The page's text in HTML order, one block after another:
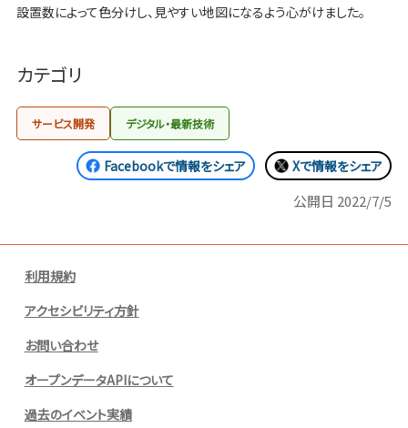
設置数によって色分けし、見やすい地図になるよう心がけました。
カテゴリ
サービス開発 デジタル・最新技術
公開日 2022/7/5
Facebookで情報をシェア Xで情報をシェア
利用規約
アクセシビリティ方針
お問い合わせ
オープンデータAPIについて
過去のイベント実績